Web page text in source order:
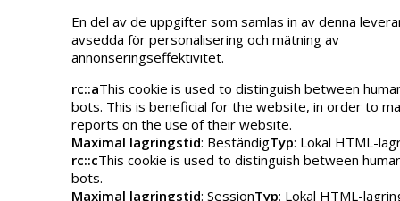
En del av de uppgifter som samlas in av denna
avsedda för personalisering och mätning av
annonseringseffektivitet.
rc::aThis cookie is used to distinguish between
bots. This is beneficial for the website, in order to
reports on the use of their website.
Maximal lagringstid: BeständigTyp: Lokal HTML-
rc::cThis cookie is used to distinguish between
bots.
Maximal lagringstid: SessionTyp: Lokal HTML-